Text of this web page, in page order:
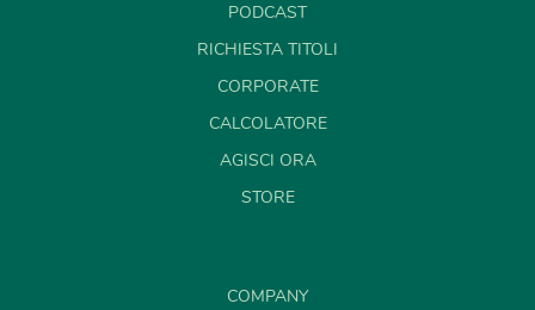
PODCAST
RICHIESTA TITOLI
CORPORATE
CALCOLATORE
AGISCI ORA
STORE
COMPANY